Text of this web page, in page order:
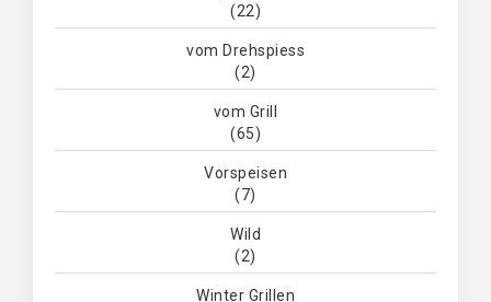
(22)
vom Drehspiess
(2)
vom Grill
(65)
Vorspeisen
(7)
Wild
(2)
Winter Grillen